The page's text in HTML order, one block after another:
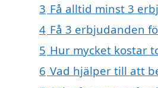
3 Få alltid minst 3
4 Få 3 erbjudanden
5 Hur mycket kostar
6 Vad hjälper till att